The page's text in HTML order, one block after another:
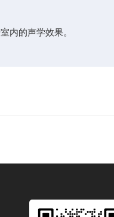
内的声学效果。